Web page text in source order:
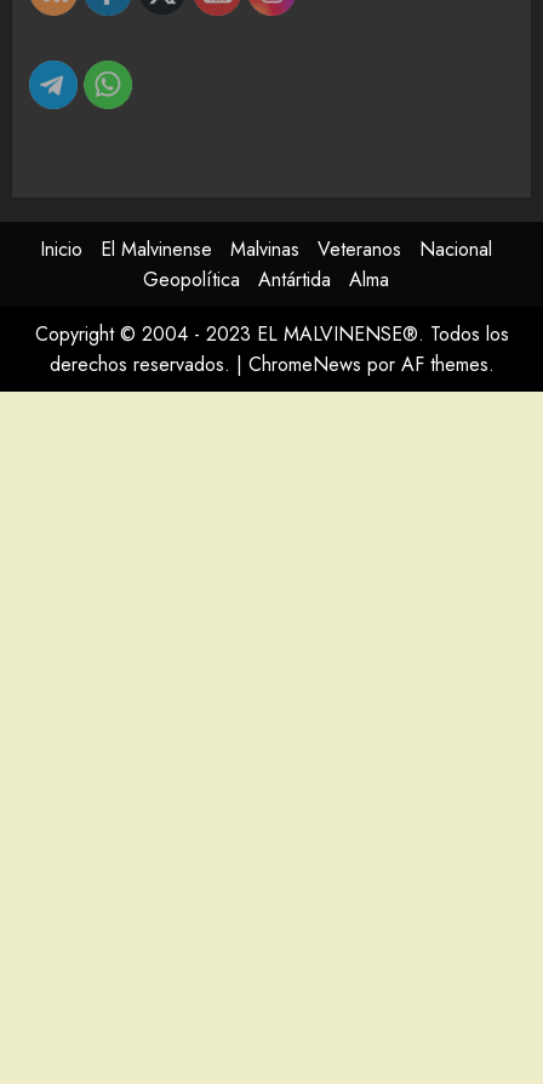
Inicio El Malvinense Malvinas Veteranos
Nacional
Geopolítica
Antártida
Alma
Copyright © 2004 - 2023 EL MALVINENSE®. Todos los
derechos reservados. | ChromeNews por AF themes.